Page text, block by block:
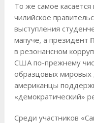
То же самое
чилийское
выступления
мапуче, а президент
в резонансном
США по-прежнему
образцовых мировых
американцы
«демократический»
Среди участников